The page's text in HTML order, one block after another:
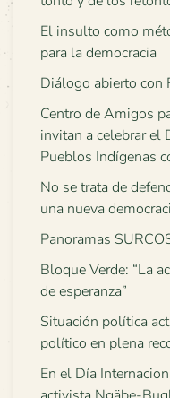
El insulto como
para la democracia
Diálogo abierto con
Centro de Amigos
invitan a celebrar el
Pueblos Indígenas
No se trata de
una nueva
Panoramas
Bloque Verde: “La
de esperanza”
Situación política
político en plena
En el Día